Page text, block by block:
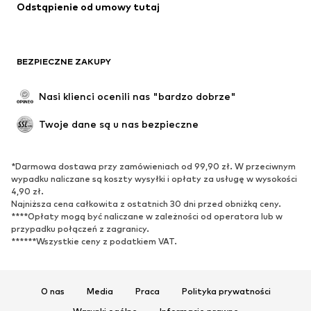
Specjalne okazje
Ekskluzywne
BUTY
Nowości
Półbuty
Buty sportowe
SPORT
Odzież sportowa
Dziedziny sportowe
Buty sportowe
Akcesoria sportowe
Czapki & kapelusze
Odstąpienie od umowy tutaj
BEZPIECZNE ZAKUPY
Nasi klienci ocenili nas "bardzo dobrze"
Twoje dane są u nas bezpieczne
*Darmowa dostawa przy zamówieniach od 99,90 zł. W przeciwnym
wypadku naliczane są koszty wysyłki i opłaty za usługę w wysokości
4,90 zł.
Najniższa cena całkowita z ostatnich 30 dni przed obniżką ceny.
****Opłaty mogą być naliczane w zależności od operatora lub w
przypadku połączeń z zagranicy.
******Wszystkie ceny z podatkiem VAT.
O nas Media Praca
Polityka prywatności